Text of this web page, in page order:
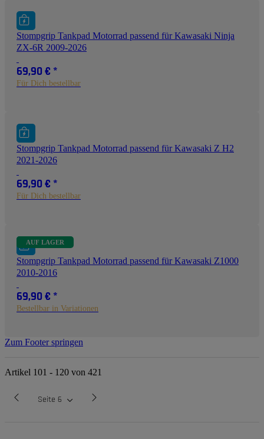
Stompgrip Tankpad Motorrad passend für Kawasaki Ninja
ZX-6R 2009-2026
69,90 € *
Für Dich bestellbar
Stompgrip Tankpad Motorrad passend für Kawasaki Z H2
2021-2026
69,90 € *
Für Dich bestellbar
AUF LAGER
Stompgrip Tankpad Motorrad passend für Kawasaki Z1000
2010-2016
69,90 € *
Bestellbar in Variationen
Zum Footer springen
Artikel 101 - 120 von 421
Seite 6